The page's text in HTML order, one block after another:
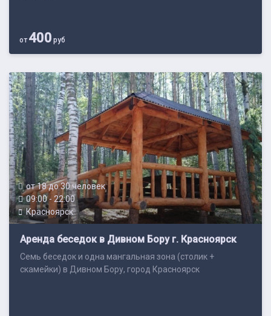
от400 руб
от 18 до 30 человек
09:00 - 22:00
Красноярск
Аренда беседок в Дивном Бору г. Красноярск
Семь беседок и одна мангальная зона (столик +
скамейки) в Дивном Бору, город Красноярск